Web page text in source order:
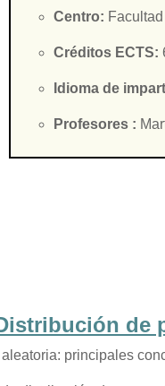
Centro:
Créditos ECTS:
Idioma de
Profesores :
principales